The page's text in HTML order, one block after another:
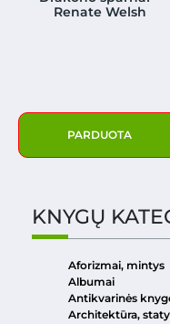
Renate Welsh
PARDUOTA
KNYGŲ
Aforizmai, mintys
Albumai
Antikvarinės
Architektūra,